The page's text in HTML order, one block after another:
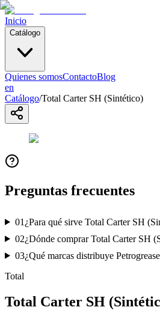
Inicio
Catálogo
Quienes somosContactoBlog
en
Catálogo/Total Carter SH (Sintético)
Preguntas frecuentes
01 ¿Para qué sirve Total Carter SH
02¿Dónde comprar Total Carter SH
03¿Qué marcas distribuye
Total
Total Carter SH